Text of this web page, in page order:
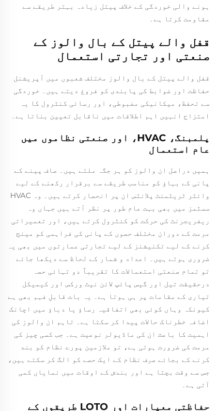
ہونے والی خوردگی کے خلاف پیتل زیادہ بہتر طریقے سے
مقاومت کرتا ہے۔
قفل والے پیتل کے بال والوز کے
صنعتی اور تجارتی استعمال
قفل والے پیتل کے بال والوز مختلف شعبوں میں آپریشنل
حفاظت اور ضوابط کی پابندی کو فروغ دیتے ہیں۔ خوردگی
سے تحفظ، میکانیکی مضبوطی، اور رسائی کنٹرول کا یہ
امتزاج انہیں اہم اطلاقات میں ناقابل تعیین بناتا ہے۔
پلمبنگ، HVAC، اور صنعتی نظاموں میں
عام استعمال
ہمیں دراصل ان والوز کو ہر جگہ ملتے ہیں۔ صاف پینے کے
پانی کے بہاؤ کو مناسب طریقے سے برقرار رکھنے کے لیے
وائٹر ٹریٹمنٹ پلانٹس ان پر انحصار کرتے ہیں۔ وہ HVAC
سسٹمز میں بھی بہت عام طور پر نظر آتے ہیں جہاں وہ
ریفریجرنٹ کی حرکت کو کنٹرول کرتے ہیں، اور تعمیراتی
مرمت کے دوران مختلف حصوں کے پانی کی فراہمی کو مینج
کرنے کے لیے تکنیشنز کے لیے تجارتی عمارتوں میں بھی یہ
ضروری ہوتے ہیں۔ اعداد و شمار کے لحاظ سے دیکھا جائے
تو تمام صنعتی استعمالات کا تقریباً دو تہائی حصہ
درحقیقت تیل اور گیس پائپ لائن نیٹ ورکس اور کیمیکل
تیاری کے مقامات پر ہی ہوتا ہے۔ یہ بات قابلِ فہم بھی ہے
کیونکہ وہاں کوئی بھی اتفاقیہ رساؤ یا دباؤ میں اچانک
اضافہ خطرناک حالات پیدا کر سکتا ہے۔ تاہم ان والوز کی
اہمیت کا باعث ان کی ماڈیولر نوعیت ہے۔ جب کسی چیز کی
مرمت کی ضرورت ہوتی ہے، تو ملازمین پورے نظام کو بند
کرنے کے بجائے صرف نظام کے ایک حصے کو الگ کر سکتے ہیں،
جس سے وقت بچتا ہے اور بندش کے اوقات میں نمایاں کمی
آتی ہے۔
حفاظتی معیارات اور LOTO طریقوں کے